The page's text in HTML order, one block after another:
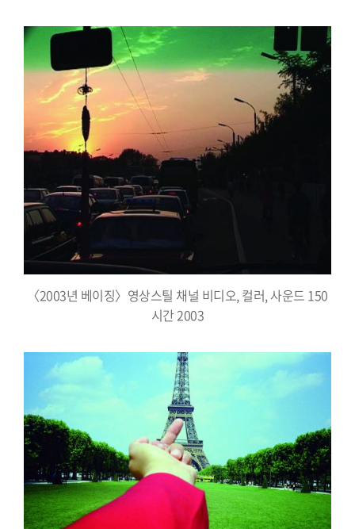
〈2003년 베이징〉영상스틸 채널 비디오, 컬러, 사운드 150
시간 2003